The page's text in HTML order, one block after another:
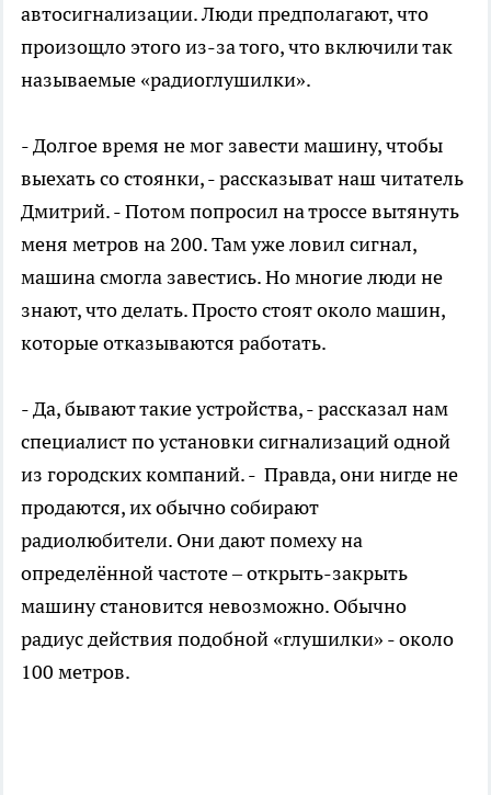
автосигнализации. Люди предполагают, что
произощло этого из-за того, что включили так
называемые «радиоглушилки».
- Долгое время не мог завести машину, чтобы
выехать со стоянки, - рассказыват наш читатель
Дмитрий. - Потом попросил на троссе вытянуть
меня метров на 200. Там уже ловил сигнал,
машина смогла завестись. Но многие люди не
знают, что делать. Просто стоят около машин,
которые отказываются работать.
- Да, бывают такие устройства, - рассказал нам
специалист по установки сигнализаций одной
из городских компаний. - Правда, они нигде не
продаются, их обычно собирают
радиолюбители. Они дают помеху на
определённой частоте – открыть-закрыть
машину становится невозможно. Обычно
радиус действия подобной «глушилки» - около
100 метров.